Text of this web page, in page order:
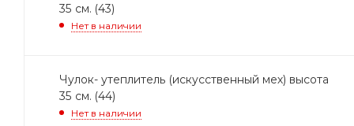
35 см. (43)
Нет в наличии
Чулок- утеплитель (искусственный мех) высота
35 см. (44)
Нет в наличии